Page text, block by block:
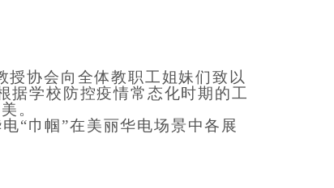
授协会向全体教职工姐妹们致以
据学校 防控疫情常态化时期 的工
。
“巾帼”在美丽华电场景中各展